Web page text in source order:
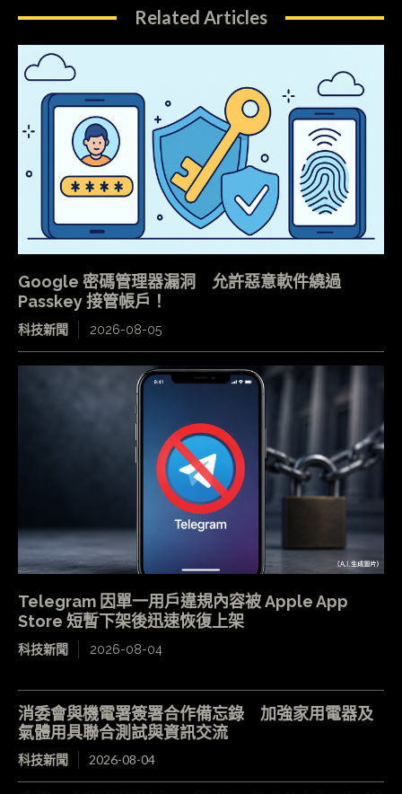
Related Articles
Google 密碼管理器漏洞 允許惡意軟件繞過
Passkey 接管帳戶！
科技新聞 2026-08-05
Telegram 因單一用戶違規內容被 Apple App
Store 短暫下架後迅速恢復上架
科技新聞 2026-08-04
消委會與機電署簽署合作備忘錄 加強家用電器及
氣體用具聯合測試與資訊交流
科技新聞 2026-08-04